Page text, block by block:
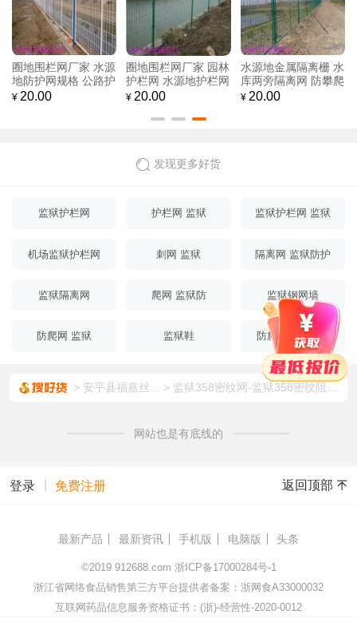
网厂家 园林
源地护栏网
水源地金属隔离栅 水
库两旁隔离网 防攀爬
水源地防护网
武汉机场钢筋网围界
铝包钢机场隔离网 Y
型安全防御网
99.00
保税区
合保税
发现更多好货
监狱护栏网 护栏网 监狱 监狱护栏网 监狱
机场监狱护栏网
刺网 监狱 隔离网 监狱防护
监狱隔离网 爬网 监狱防 监狱钢网墙
防爬网 监狱 监狱鞋 防爬网 358监狱
安平县福嘉丝... 监狱358密纹网-监狱358密纹阻隔防爬网-监狱阻隔网
网站也是有底线的
登录 免费注册 返回顶部
最新产品 最新资讯 手机版 电脑版 头条
©2019 912688.com 浙ICP备17000284号-1
浙江省网络食品销售第三方平台提供者备案：浙网食A33000032
互联网药品信息服务资格证书：(浙)-经营性-2020-0012